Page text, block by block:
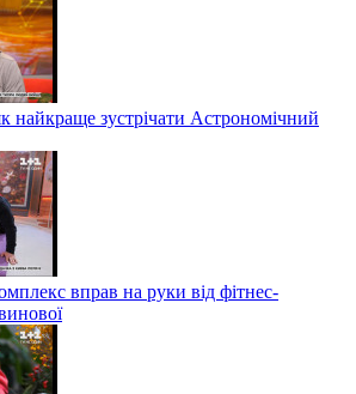
найкраще зустрічати Астрономічний
вправ на руки від фітнес-